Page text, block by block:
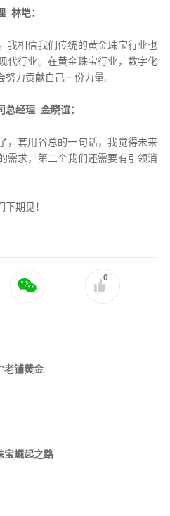
林垲：
我相信我们传统的黄金珠宝行业也
代行业。在黄金珠宝行业，数字化
力贡献自己一份力量。
总经理 金晓谊：
，套用谷总的一句话，我觉得未来
需求，第二个我们还需要有引领消
期见！
0
老铺黄金
宝崛起之路